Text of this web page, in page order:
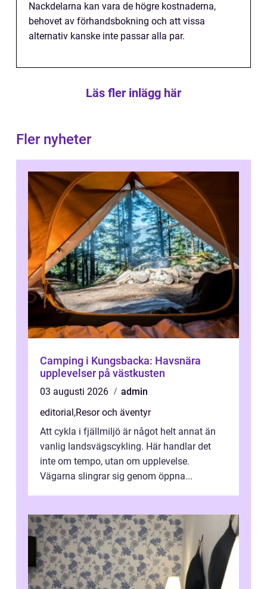
Nackdelarna kan vara de högre kostnaderna,
behovet av förhandsbokning och att vissa
alternativ kanske inte passar alla par.
Läs fler inlägg här
Fler nyheter
Camping i Kungsbacka: Havsnära
upplevelser på västkusten
03 augusti 2026
admin
editorial ,Resor och äventyr
Att cykla i fjällmiljö är något helt annat än
vanlig landsvägscykling. Här handlar det
inte om tempo, utan om upplevelse.
Vägarna slingrar sig genom öppna...